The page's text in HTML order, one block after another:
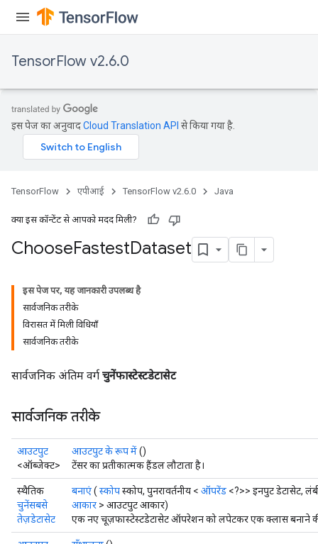
TensorFlow v2.6.0
इस पेज का अनुवादCloud Translation API से किया गया है.
TensorFlow एपीआई TensorFlow v2.6.0 Java
क्या इस कॉन्टेंट से आपको मदद मिली?
ChooseFastestDataset
इस पेज पर, यह जानकारी उपलब्ध है
सार्वजनिक तरीके
विरासत में मिली विधियाँ
सार्वजनिक तरीके
सार्वजनिक अंतिम वर्ग चुनेंफास्टेस्टडेटासेट
सार्वजनिक तरीके
आउटपुट
<ऑब्जेक्ट>
आउटपुट के रूप में()
टेंसर का प्रतीकात्मक हैंडल लौटाता है।
स्थैतिक
चुनेंसबसे
तेज़डेटासेट
बनाएं( स्कोपस्कोप, पुनरावर्तनीय < ऑपरेंड <?>> इनपुट डेटासेट,
आकार > आउटपुट आकार)
एक नए चूज़फास्टेस्टडेटासेट ऑपरेशन को लपेटकर एक क्लास बनाने की